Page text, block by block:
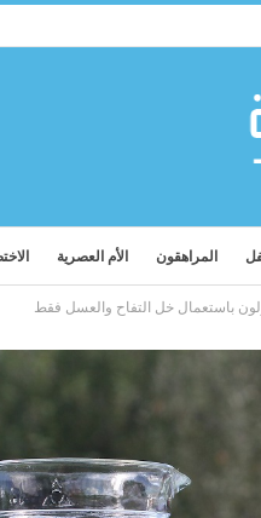
المراهقون الأم العصرية
باستعمال خل التفاح والعسل فقط